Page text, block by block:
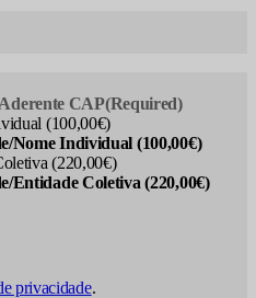
CAP(Required)
(100,00€)
Nome Individual (100,00€)
(220,00€)
Entidade Coletiva (220,00€)
privacidade.